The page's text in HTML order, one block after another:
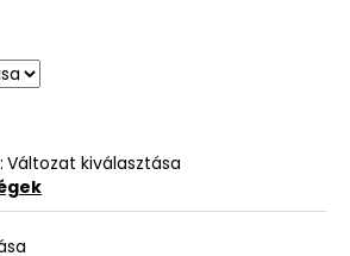
Változat kiválasztása